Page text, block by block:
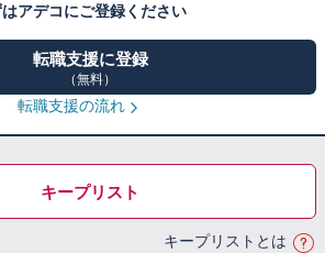
はアデコにご登録ください
転職支援に登録
（無料）
転職支援の流れ
キープリスト
キープリストとは